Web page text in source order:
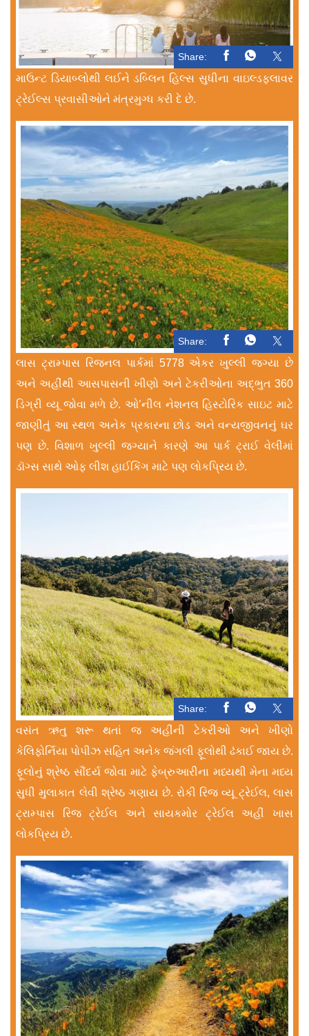
Share:
માઉન્ટ ડિયાબ્લોથી લઈને ડબ્લિન હિલ્સ સુધીના વાઇલ્ડફ્લાવર
ટ્રેઈલ્સ પ્રવાસીઓને મંત્રમુગ્ધ કરી દે છે.
Share:
લાસ ટ્રામ્પાસ રિજનલ પાર્કમાં 5778 એકર ખુલ્લી જગ્યા છે
અને અહીંથી આસપાસની ખીણો અને ટેકરીઓના અદ્ભુત 360
ડિગ્રી વ્યૂ જોવા મળે છે. ઓ’નીલ નેશનલ હિસ્ટોરિક સાઇટ માટે
જાણીતું આ સ્થળ અનેક પ્રકારના છોડ અને વન્યજીવનનું ઘર
પણ છે. વિશાળ ખુલ્લી જગ્યાને કારણે આ પાર્ક ટ્રાઈ વેલીમાં
ડૉગ્સ સાથે ઓફ લીશ હાઈકિંગ માટે પણ લોકપ્રિય છે.
Share:
વસંત ઋતુ શરૂ થતાં જ અહીંની ટેકરીઓ અને ખીણો
કેલિફોર્નિયા પોપીઝ સહિત અનેક જંગલી ફૂલોથી ઢંકાઈ જાય છે.
ફૂલોનું શ્રેષ્ઠ સૌંદર્ય જોવા માટે ફેબ્રુઆરીના મધ્યથી મેના મધ્ય
સુધી મુલાકાત લેવી શ્રેષ્ઠ ગણાય છે. રોકી રિજ વ્યૂ ટ્રેઈલ, લાસ
ટ્રામ્પાસ રિજ ટ્રેઈલ અને સાયકમોર ટ્રેઈલ અહીં ખાસ
લોકપ્રિય છે.